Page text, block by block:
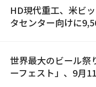
HD現代重工、米ビ
タセンター向けに
世界最大のビール祭
ーフェスト」、9月